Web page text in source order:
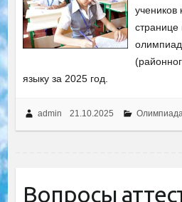
учеников
языку за 2025 год.
admin 21.10.2025
Вопросы